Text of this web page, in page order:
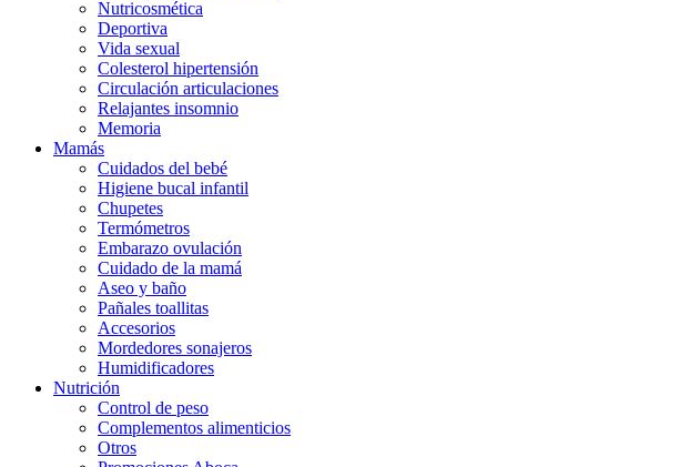
Nutricosmética
Deportiva
Vida sexual
Colesterol hipertensión
Circulación articulaciones
Relajantes insomnio
Memoria
Mamás
Cuidados del bebé
Higiene bucal infantil
Chupetes
Termómetros
Embarazo ovulación
Cuidado de la mamá
Aseo y baño
Pañales toallitas
Accesorios
Mordedores sonajeros
Humidificadores
Nutrición
Control de peso
Complementos alimenticios
Otros